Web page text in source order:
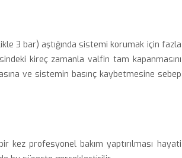
3 bar) aştığında sistemi korumak için fazla
kireç zamanla valfin tam kapanmasını
ve sistemin basınç kaybetmesine sebep
kez profesyonel bakım yaptırılması hayati